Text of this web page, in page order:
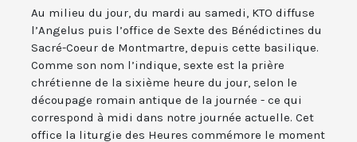
Au milieu du jour, du mardi au samedi, KTO diffuse
l’Angelus puis l’office de Sexte des Bénédictines du
Sacré-Coeur de Montmartre, depuis cette basilique.
Comme son nom l’indique, sexte est la prière
chrétienne de la sixième heure du jour, selon le
découpage romain antique de la journée - ce qui
correspond à midi dans notre journée actuelle. Cet
office la liturgie des Heures commémore le moment